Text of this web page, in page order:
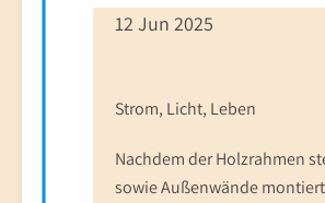
12 Jun 2025
Strom, Licht, Leben
Nachdem der Holzrahmen
sowie Außenwände